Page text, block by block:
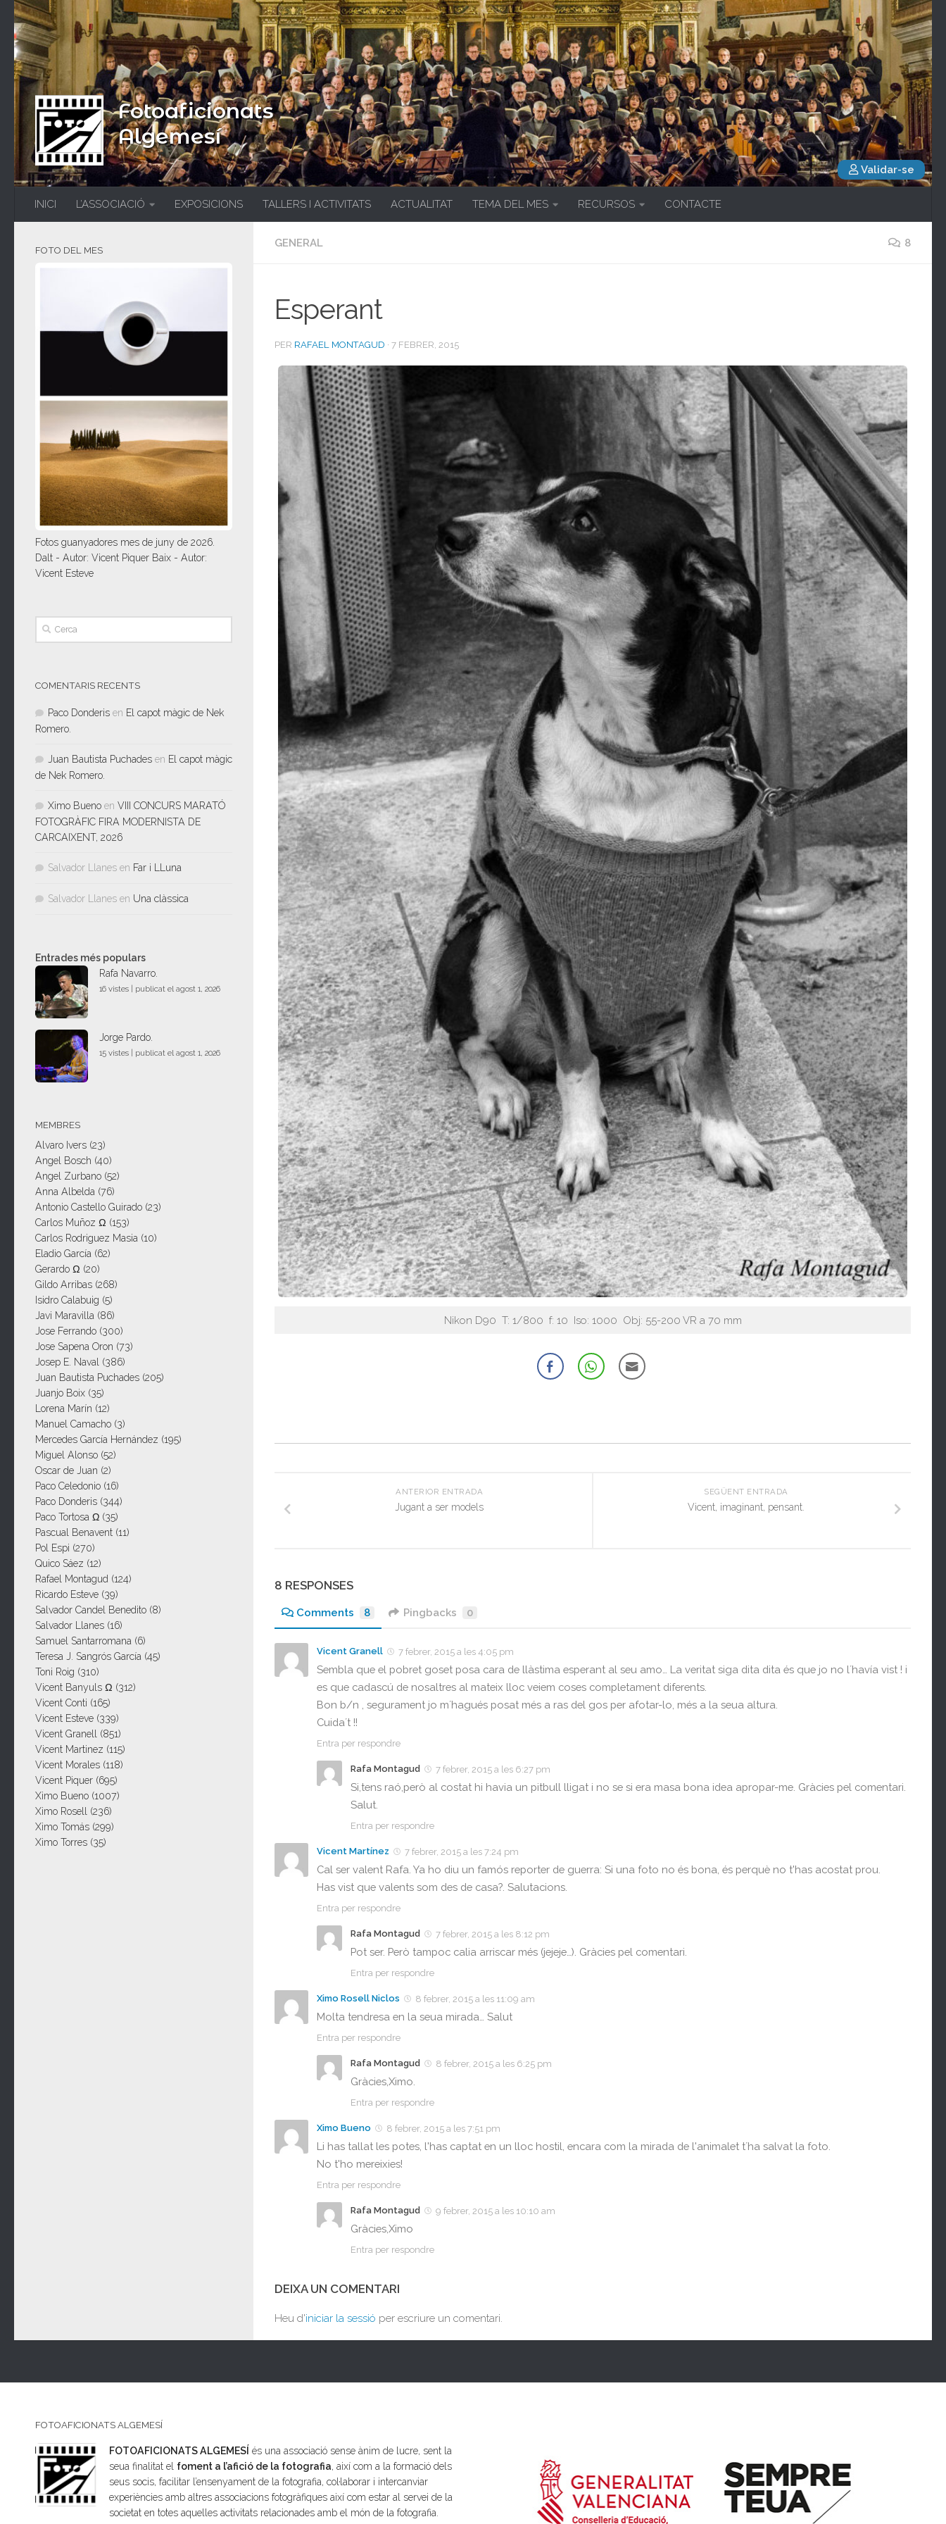
Validar-se
Fotoaficionats
Algemesí
INICI L’ASSOCIACIÓ EXPOSICIONS TALLERS I ACTIVITATS ACTUALITAT TEMA DEL MES RECURSOS CONTACTE
GENERAL 8
Esperant
PER RAFAEL MONTAGUD · 7 FEBRER, 2015
Nikon D90 T: 1/800 f: 10 Iso: 1000 Obj: 55-200 VR a 70 mm
SEGÜENT ENTRADA
Vicent, imaginant, pensant.
ANTERIOR ENTRADA
Jugant a ser models
8 RESPONSES
Comments 8 Pingbacks 0
Vicent Granell 7 febrer, 2015 a les 4:05 pm
Sembla que el pobret goset posa cara de llàstima esperant al seu amo… La veritat siga dita dita és que jo no l´havía vist ! i
es que cadascú de nosaltres al mateix lloc veiem coses completament diferents.
Bon b/n , segurament jo m´hagués posat més a ras del gos per afotar-lo, més a la seua altura.
Cuida´t !!
Entra per respondre
Rafa Montagud 7 febrer, 2015 a les 6:27 pm
Si,tens raó,però al costat hi havia un pitbull lligat i no se si era masa bona idea apropar-me. Gràcies pel comentari.
Salut.
Entra per respondre
Vicent Martínez 7 febrer, 2015 a les 7:24 pm
Cal ser valent Rafa. Ya ho diu un famós reporter de guerra: Si una foto no és bona, és perquè no t'has acostat prou.
Has vist que valents som des de casa?. Salutacions.
Entra per respondre
Rafa Montagud 7 febrer, 2015 a les 8:12 pm
Pot ser. Però tampoc calia arriscar més (jejeje…). Gràcies pel comentari.
Entra per respondre
Ximo Rosell Niclos 8 febrer, 2015 a les 11:09 am
Molta tendresa en la seua mirada… Salut
Entra per respondre
Rafa Montagud 8 febrer, 2015 a les 6:25 pm
Gràcies,Ximo.
Entra per respondre
Ximo Bueno 8 febrer, 2015 a les 7:51 pm
Li has tallat les potes, l'has captat en un lloc hostil, encara com la mirada de l'animalet t´ha salvat la foto.
No t'ho mereixies!
Entra per respondre
Rafa Montagud 9 febrer, 2015 a les 10:10 am
Gràcies,Ximo
Entra per respondre
DEIXA UN COMENTARI
Heu d'iniciar la sessió per escriure un comentari.
FOTO DEL MES
Fotos guanyadores mes de juny de 2026.
Dalt - Autor: Vicent Piquer Baix - Autor:
Vicent Esteve
COMENTARIS RECENTS
Paco Donderis en El capot màgic de Nek
Romero.
Juan Bautista Puchades en El capot màgic
de Nek Romero.
Ximo Bueno en VIII CONCURS MARATÓ
FOTOGRÀFIC FIRA MODERNISTA DE
CARCAIXENT, 2026
Salvador Llanes en Far i LLuna
Salvador Llanes en Una clàssica
Entrades més populars
Rafa Navarro.
16 vistes publicat el agost 1, 2026
Jorge Pardo.
15 vistes publicat el agost 1, 2026
MEMBRES
Alvaro Ivers (23)
Angel Bosch (40)
Angel Zurbano (52)
Anna Albelda (76)
Antonio Castello Guirado (23)
Carlos Muñoz Ω (153)
Carlos Rodriguez Masia (10)
Eladio García (62)
Gerardo Ω (20)
Gildo Arribas (268)
Isidro Calabuig (5)
Javi Maravilla (86)
Jose Ferrando (300)
Jose Sapena Oron (73)
Josep E. Naval (386)
Juan Bautista Puchades (205)
Juanjo Boix (35)
Lorena Marín (12)
Manuel Camacho (3)
Mercedes García Hernández (195)
Miguel Alonso (52)
Oscar de Juan (2)
Paco Celedonio (16)
Paco Donderis (344)
Paco Tortosa Ω (35)
Pascual Benavent (11)
Pol Espi (270)
Quico Sáez (12)
Rafael Montagud (124)
Ricardo Esteve (39)
Salvador Candel Benedito (8)
Salvador Llanes (16)
Samuel Santarromana (6)
Teresa J. Sangrós García (45)
Toni Roig (310)
Vicent Banyuls Ω (312)
Vicent Conti (165)
Vicent Esteve (339)
Vicent Granell (851)
Vicent Martinez (115)
Vicent Morales (118)
Vicent Piquer (695)
Ximo Bueno (1007)
Ximo Rosell (236)
Ximo Tomás (299)
Ximo Torres (35)
FOTOAFICIONATS ALGEMESÍ
FOTOAFICIONATS ALGEMESÍ és una associació sense ànim de lucre, sent la
seua finalitat el foment a l’afició de la fotografia, així com a la formació dels
seus socis, facilitar l’ensenyament de la fotografia, col·laborar i intercanviar
experiències amb altres associacions fotogràfiques així com estar al servei de la
societat en totes aquelles activitats relacionades amb el món de la fotografia.